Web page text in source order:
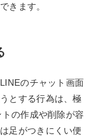
きます。
のチャット画面
とする行為は、極
の作成や削除が容
足がつきにくい便